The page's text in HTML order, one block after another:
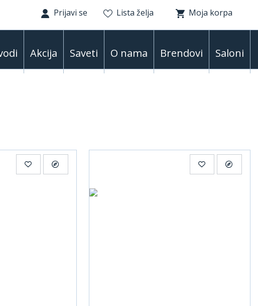
Prijavi se Lista želja Moja korpa
Akcija Saveti O nama Brendovi Saloni